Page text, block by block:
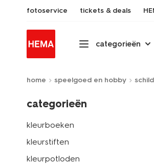
fotoservice tickets & deals
categorieën
home speelgoed en hobby
categorieën
kleurboeken
kleurstiften
kleurpotloden